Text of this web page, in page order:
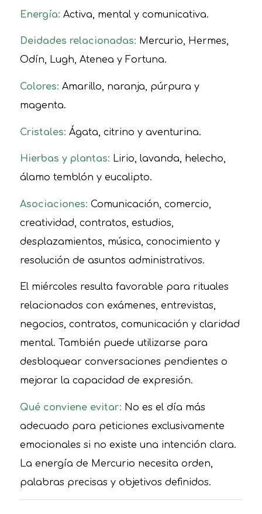
Energía: Activa, mental y comunicativa.
Deidades relacionadas: Mercurio, Hermes,
Odín, Lugh, Atenea y Fortuna.
Colores: Amarillo, naranja, púrpura y
magenta.
Cristales: Ágata, citrino y aventurina.
Hierbas y plantas: Lirio, lavanda, helecho,
álamo temblón y eucalipto.
Asociaciones: Comunicación, comercio,
creatividad, contratos, estudios,
desplazamientos, música, conocimiento y
resolución de asuntos administrativos.
El miércoles resulta favorable para rituales
relacionados con exámenes, entrevistas,
negocios, contratos, comunicación y claridad
mental. También puede utilizarse para
desbloquear conversaciones pendientes o
mejorar la capacidad de expresión.
Qué conviene evitar: No es el día más
adecuado para peticiones exclusivamente
emocionales si no existe una intención clara.
La energía de Mercurio necesita orden,
palabras precisas y objetivos definidos.